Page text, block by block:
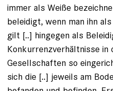
immer als Weiße
beleidigt, wenn man ihn
gilt [..] hingegen als
Konkurrenzverhältnisse in
Gesellschaften so
sich die [..] jeweils am